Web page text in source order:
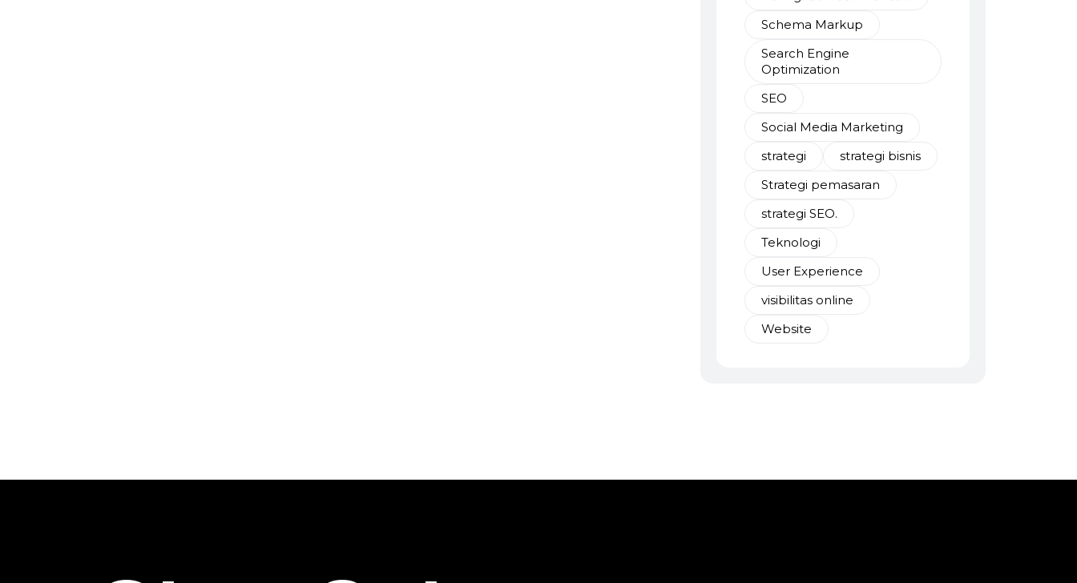
Schema Markup
Search Engine
Optimization
SEO
Social Media Marketing
strategi
strategi bisnis
Strategi pemasaran
strategi SEO.
Teknologi
User Experience
visibilitas online
Website